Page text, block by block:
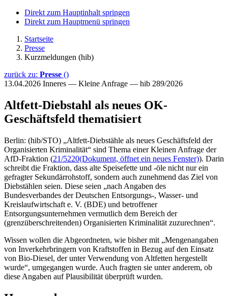
Direkt zum Hauptinhalt springen
Direkt zum Hauptmenü springen
Startseite
Presse
Kurzmeldungen (hib)
zurück zu: Presse ()
13.04.2026 Inneres — Kleine Anfrage — hib 289/2026
Altfett-Diebstahl als neues OK-
Geschäftsfeld thematisiert
Berlin: (hib/STO) „Altfett-Diebstähle als neues Geschäftsfeld der
Organisierten Kriminalität“ sind Thema einer Kleinen Anfrage der
AfD-Fraktion (21/5220(Dokument, öffnet ein neues Fenster)). Darin
schreibt die Fraktion, dass alte Speisefette und -öle nicht nur ein
gefragter Sekundärrohstoff, sondern auch zunehmend das Ziel von
Diebstählen seien. Diese seien „nach Angaben des
Bundesverbandes der Deutschen Entsorgungs-, Wasser- und
Kreislaufwirtschaft e. V. (BDE) und betroffener
Entsorgungsunternehmen vermutlich dem Bereich der
(grenzüberschreitenden) Organisierten Kriminalität zuzurechnen“.
Wissen wollen die Abgeordneten, wie bisher mit „Mengenangaben
von Inverkehrbringern von Kraftstoffen in Bezug auf den Einsatz
von Bio-Diesel, der unter Verwendung von Altfetten hergestellt
wurde“, umgegangen wurde. Auch fragten sie unter anderem, ob
diese Angaben auf Plausibilität überprüft wurden.